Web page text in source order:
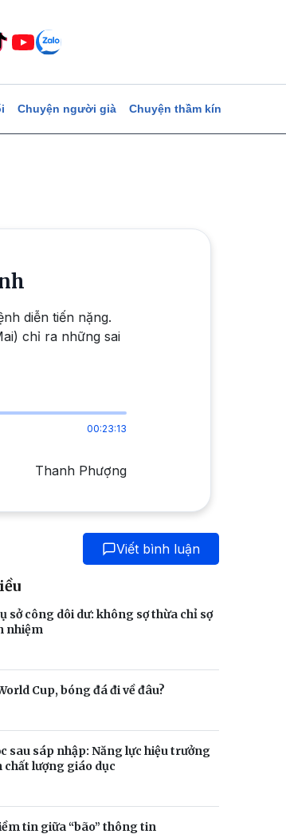
Chuyện người già Chuyện thầm kín
diễn tiến nặng.
chỉ ra những sai
00:23:13
Thanh Phượng
Viết bình luận
sở công dôi dư: không sợ thừa chỉ sợ
nhiệm
Cup, bóng đá đi về đâu?
sau sáp nhập: Năng lực hiệu trưởng
chất lượng giáo dục
tin giữa “bão” thông tin